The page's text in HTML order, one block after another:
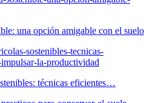
una opción amigable con el suelo
técnicas eficientes…